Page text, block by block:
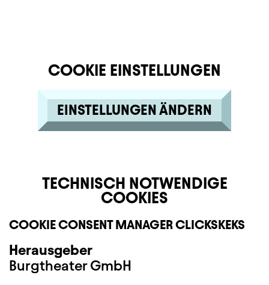
COOKIE EINSTELLUNGEN
EINSTELLUNGEN ÄNDERN
TECHNISCH NOTWENDIGE
COOKIES
COOKIE CONSENT MANAGER CLICKSKEKS
Herausgeber
Burgtheater GmbH